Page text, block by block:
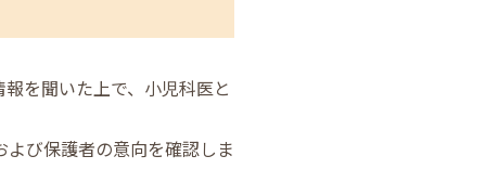
を聞いた上で、小児科医と
び保護者の意向を確認しま